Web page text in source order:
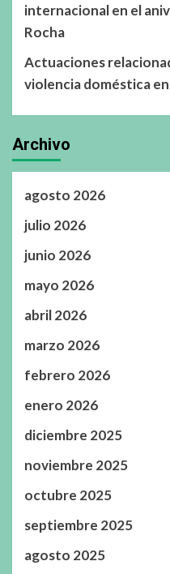
internacional en el
Rocha
Actuaciones
violencia doméstica
Archivo
agosto 2026
julio 2026
junio 2026
mayo 2026
abril 2026
marzo 2026
febrero 2026
enero 2026
diciembre 2025
noviembre 2025
octubre 2025
septiembre 2025
agosto 2025